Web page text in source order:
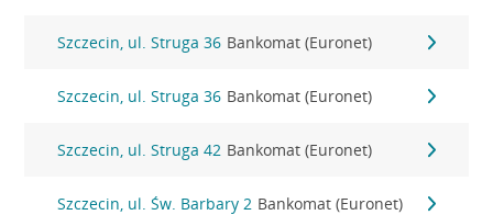
Szczecin, ul. Struga 36 Bankomat (Euronet)
Szczecin, ul. Struga 36 Bankomat (Euronet)
Szczecin, ul. Struga 42 Bankomat (Euronet)
Szczecin, ul. Św. Barbary 2 Bankomat (Euronet)